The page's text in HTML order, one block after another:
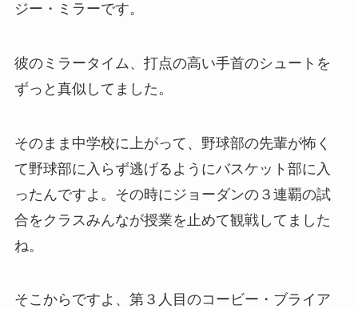
ジー・ミラーです。
彼のミラータイム、打点の高い手首のシュートを
ずっと真似してました。
そのまま中学校に上がって、野球部の先輩が怖く
て野球部に入らず逃げるようにバスケット部に入
ったんですよ。その時にジョーダンの３連覇の試
合をクラスみんなが授業を止めて観戦してました
ね。
そこからですよ、第３人目のコービー・ブライア